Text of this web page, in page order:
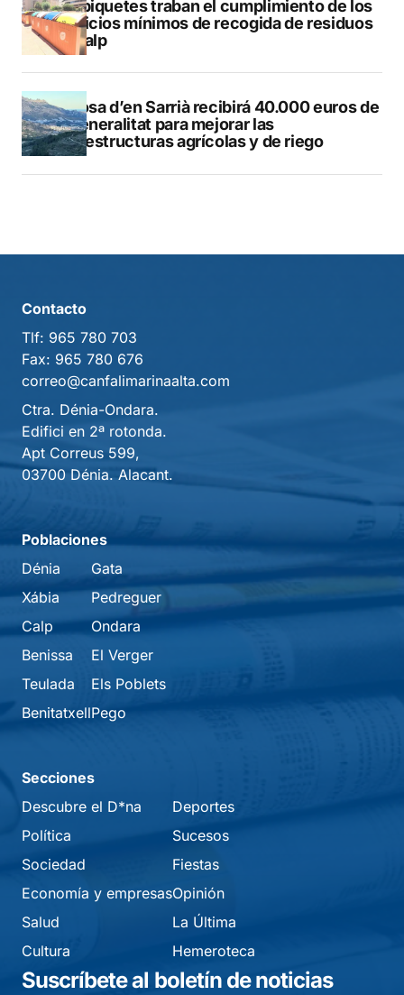
Los piquetes traban el cumplimiento de los
servicios mínimos de recogida de residuos
en Calp
Callosa d’en Sarrià recibirá 40.000 euros de
la Generalitat para mejorar las
infraestructuras agrícolas y de riego
Contacto
Tlf: 965 780 703
Fax: 965 780 676
correo@canfalimarinaalta.com
Ctra. Dénia-Ondara.
Edifici en 2ª rotonda.
Apt Correus 599,
03700 Dénia. Alacant.
Poblaciones
Dénia
Xábia
Calp
Benissa
Teulada
Benitatxell
Gata
Pedreguer
Ondara
El Verger
Els Poblets
Pego
Secciones
Descubre el D*na
Política
Sociedad
Economía y empresas
Salud
Cultura
Deportes
Sucesos
Fiestas
Opinión
La Última
Hemeroteca
Suscríbete al boletín de noticias